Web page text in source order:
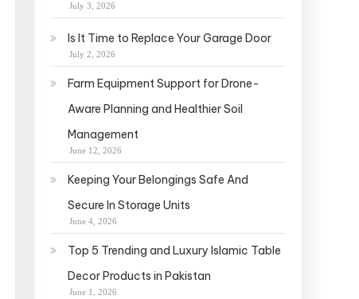
July 3, 2026
Is It Time to Replace Your Garage Door
July 2, 2026
Farm Equipment Support for Drone-
Aware Planning and Healthier Soil
Management
June 12, 2026
Keeping Your Belongings Safe And
Secure In Storage Units
June 4, 2026
Top 5 Trending and Luxury Islamic Table
Decor Products in Pakistan
June 1, 2026